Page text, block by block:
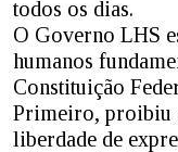
todos os dias.
O Governo LHS
humanos
Constituição
Primeiro, proibiu
liberdade de